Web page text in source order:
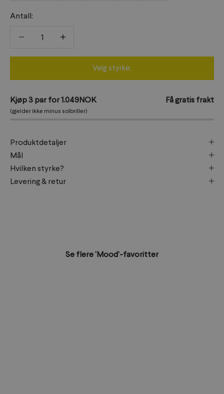
Antall:
Reduser antallReduser antall
Velg styrke:
Kjøp 3 par for 1.049NOK
(gjelder ikke minus solbriller)
Få gratis frakt
Produktdetaljer
Mål
Hvilken styrke?
Levering & retur
Se flere ‘Mood’-favoritter